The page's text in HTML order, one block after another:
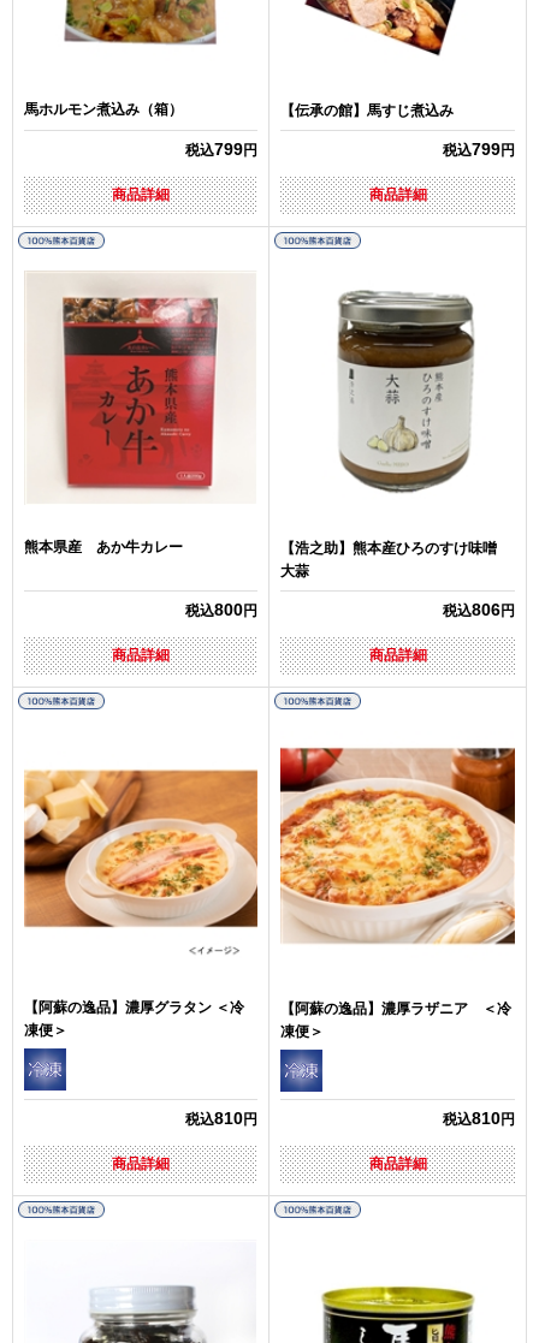
馬ホルモン煮込み（箱）
税込799円
商品詳細
【伝承の館】馬すじ煮込み
税込799円
商品詳細
熊本県産 あか牛カレー
税込800円
商品詳細
【浩之助】熊本産ひろのすけ味噌
大蒜
税込806円
商品詳細
【阿蘇の逸品】濃厚グラタン ＜冷
凍便＞
税込810円
商品詳細
【阿蘇の逸品】濃厚ラザニア ＜冷
凍便＞
税込810円
商品詳細